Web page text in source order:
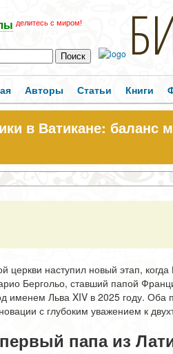
делитесь с миром!
Авторы Статьи Книги
в Ватикане: баланс
церкви наступил новый этап,
Бергольо, ставший папой
именем Льва XIV в 2025 году. Оба
с глубоким уважением к
папа из